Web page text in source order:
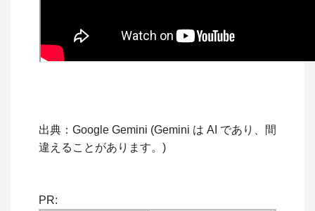
出典：Google Gemini (Gemini は AI であり、間
違えることがあります。)
PR: